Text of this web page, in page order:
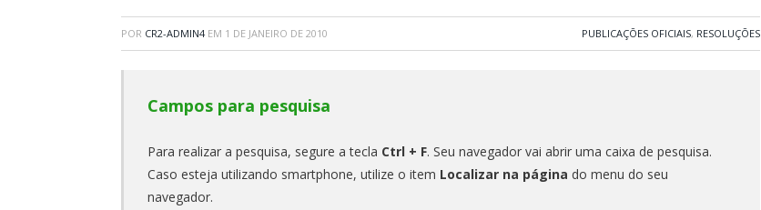
POR CR2-ADMIN4 EM 1 DE JANEIRO DE 2010 PUBLICAÇÕES OFICIAIS, RESOLUÇÕES
Campos para pesquisa
Para realizar a pesquisa, segure a tecla Ctrl + F. Seu navegador vai abrir uma caixa de pesquisa.
Caso esteja utilizando smartphone, utilize o item Localizar na página do menu do seu
navegador.